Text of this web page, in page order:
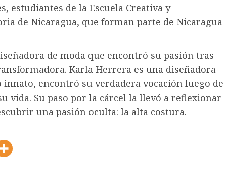
estudiantes de la Escuela Creativa y
de Nicaragua, que forman parte de Nicaragua
de moda que encontró su pasión tras
Karla Herrera es una diseñadora
encontró su verdadera vocación luego de
vida. Su paso por la cárcel la llevó a reflexionar
una pasión oculta: la alta costura.